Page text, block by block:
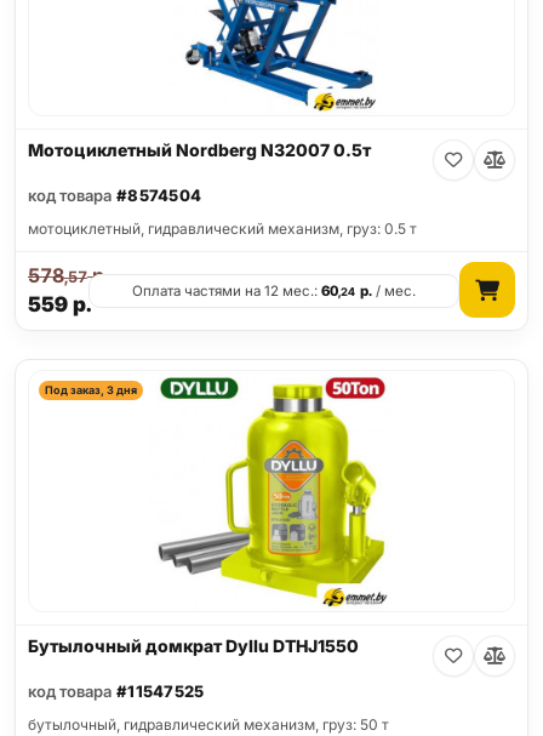
Мотоциклетный Nordberg N32007 0.5т
код товара #8574504
мотоциклетный, гидравлический механизм, груз: 0.5 т
559р.
578,57р.
Оплата частями на 12 мес.:60,24 р./ мес.
Под заказ, 3 дня
Бутылочный домкрат Dyllu DTHJ1550
код товара #11547525
бутылочный, гидравлический механизм, груз: 50 т